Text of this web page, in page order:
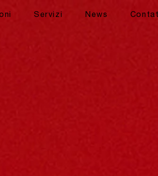
Servizi News